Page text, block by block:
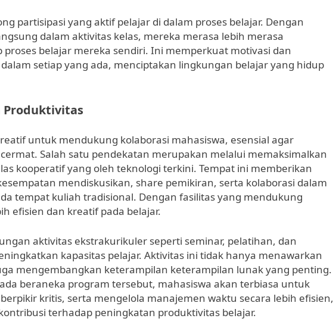
partisipasi yang aktif pelajar di dalam proses belajar. Dengan
dalam aktivitas kelas, mereka merasa lebih merasa
belajar mereka sendiri. Ini memperkuat motivasi dan
setiap yang ada, menciptakan lingkungan belajar yang hidup
untuk mendukung kolaborasi mahasiswa, esensial agar
Salah satu pendekatan merupakan melalui memaksimalkan
kooperatif yang oleh teknologi terkini. Tempat ini memberikan
mendiskusikan, share pemikiran, serta kolaborasi dalam
tempat kuliah tradisional. Dengan fasilitas yang mendukung
efisien dan kreatif pada belajar.
aktivitas ekstrakurikuler seperti seminar, pelatihan, dan
kapasitas pelajar. Aktivitas ini tidak hanya menawarkan
mengembangkan keterampilan keterampilan lunak yang penting.
beraneka program tersebut, mahasiswa akan terbiasa untuk
kritis, serta mengelola manajemen waktu secara lebih efisien,
terhadap peningkatan produktivitas belajar.